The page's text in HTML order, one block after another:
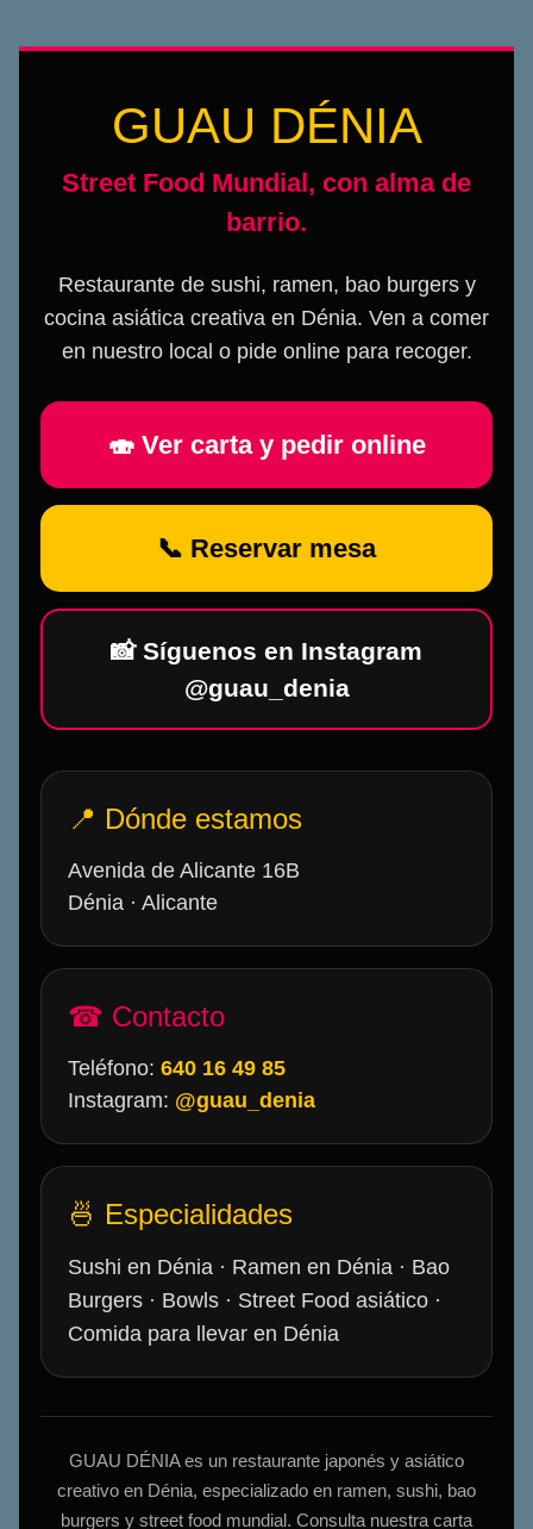
GUAU DÉNIA
Street Food Mundial, con alma de
barrio.
Restaurante de sushi, ramen, bao burgers y
cocina asiática creativa en Dénia. Ven a comer
en nuestro local o pide online para recoger.
🍣 Ver carta y pedir online
📞 Reservar mesa
📸 Síguenos en Instagram
@guau_denia
📍 Dónde estamos
Avenida de Alicante 16B
Dénia · Alicante
☎ Contacto
Teléfono: 640 16 49 85
Instagram: @guau_denia
🍜 Especialidades
Sushi en Dénia · Ramen en Dénia · Bao
Burgers · Bowls · Street Food asiático ·
Comida para llevar en Dénia
GUAU DÉNIA es un restaurante japonés y asiático
creativo en Dénia, especializado en ramen, sushi, bao
burgers y street food mundial. Consulta nuestra carta